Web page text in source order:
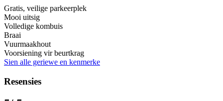
Gratis, veilige parkeerplek
Mooi uitsig
Volledige kombuis
Braai
Vuurmaakhout
Voorsiening vir beurtkrag
Sien alle geriewe en kenmerke
Resensies